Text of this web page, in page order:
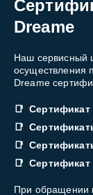
Dreame
Наш сервисный
осуществления
Dreame
Сертификат
Сертификат
При обращении